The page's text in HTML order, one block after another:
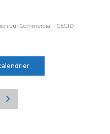
Commercial - CEGID